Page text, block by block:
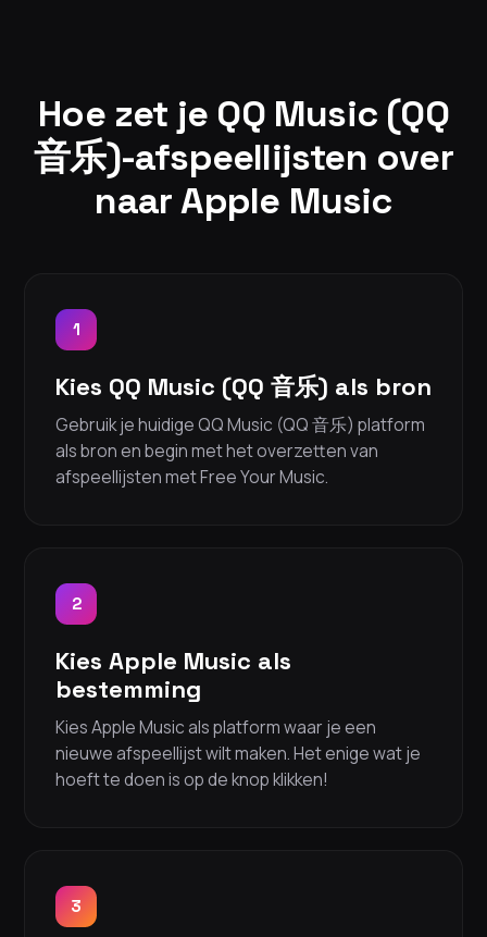
Hoe zet je QQ Music (QQ
音乐)-afspeellijsten over
naar Apple Music
1
Kies QQ Music (QQ 音乐) als bron
Gebruik je huidige QQ Music (QQ 音乐) platform
als bron en begin met het overzetten van
afspeellijsten met Free Your Music.
2
Kies Apple Music als
bestemming
Kies Apple Music als platform waar je een
nieuwe afspeellijst wilt maken. Het enige wat je
hoeft te doen is op de knop klikken!
3